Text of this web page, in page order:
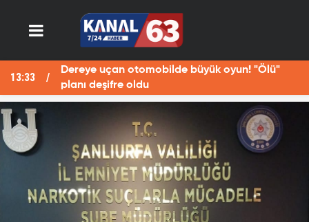
13:33
Dereye uçan otomobilde büyük oyun! "Ölü"
planı deşifre oldu